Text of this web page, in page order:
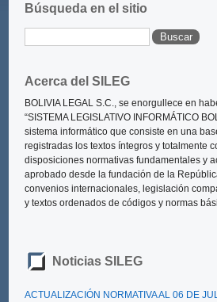
Búsqueda en el sitio
Acerca del SILEG
BOLIVIA LEGAL S.C., se enorgullece en
“SISTEMA LEGISLATIVO INFORMÁTICO
sistema informático que consiste en una
registradas los textos íntegros y totalmente
disposiciones normativas fundamentales y
aprobado desde la fundación de la
convenios internacionales, legislación
y textos ordenados de códigos y normas
Noticias SILEG
ACTUALIZACIÓN NORMATIVA AL 06 DE